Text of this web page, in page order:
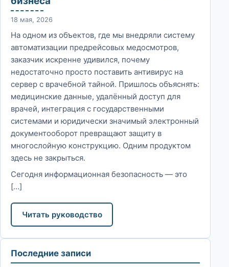
18 мая, 2026
На одном из объектов, где мы внедряли систему
автоматизации предрейсовых медосмотров,
заказчик искренне удивился, почему
недостаточно просто поставить антивирус на
сервер с врачебной тайной. Пришлось объяснять:
медицинские данные, удалённый доступ для
врачей, интеграция с государственными
системами и юридически значимый электронный
документооборот превращают защиту в
многослойную конструкцию. Одним продуктом
здесь не закрыться.
Сегодня информационная безопасность — это
[…]
Читать руководство
Последние записи